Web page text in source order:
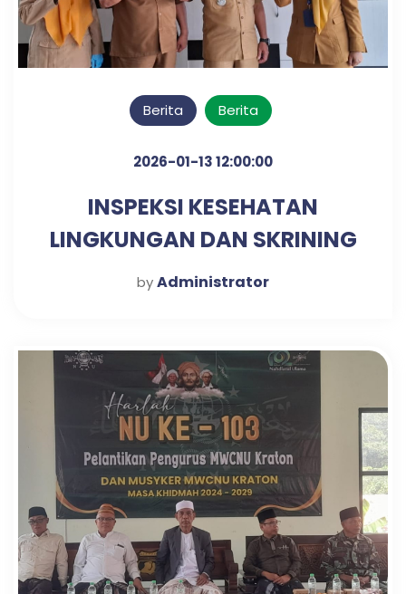
Berita Berita
2026-01-13 12:00:00
INSPEKSI KESEHATAN
LINGKUNGAN DAN SKRINING
DIABETES & HIPERTENSI
byAdministrator